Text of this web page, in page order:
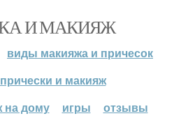
И МАКИЯЖ
виды макияжа и причесок
и макияж
на дому
игры отзывы